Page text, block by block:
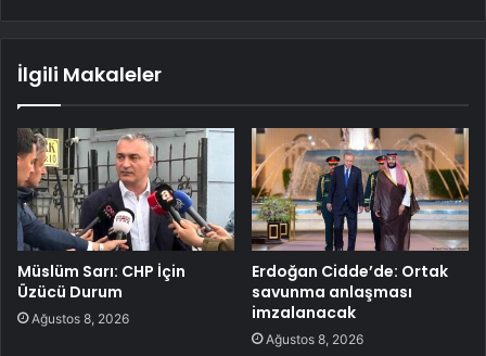
İlgili Makaleler
Müslüm Sarı: CHP İçin
Üzücü Durum
Ağustos 8, 2026
Erdoğan Cidde’de: Ortak
savunma anlaşması
imzalanacak
Ağustos 8, 2026